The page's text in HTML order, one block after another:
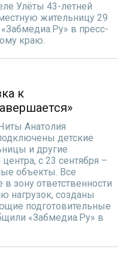
Улёты 43-летней
жительницу 29
в пресс-
краю.
к
Анатолия
детские
и другие
с 23 сентября –
объекты. Все
зону ответственности
нагрузок, созданы
подготовительные
«Забмедиа.Ру» в